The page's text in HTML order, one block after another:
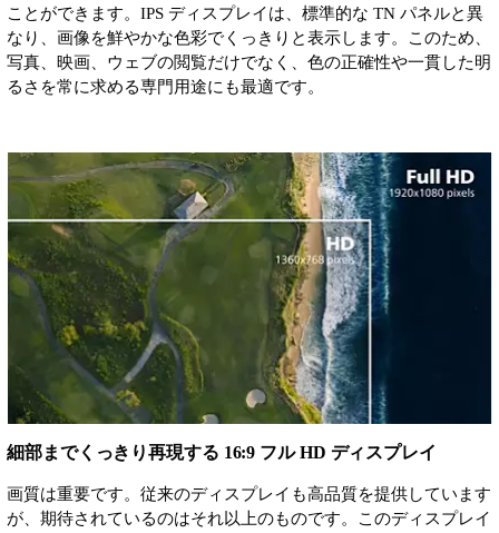
ことができます。IPS ディスプレイは、標準的な TN パネルと異
なり、画像を鮮やかな色彩でくっきりと表示します。このため、
写真、映画、ウェブの閲覧だけでなく、色の正確性や一貫した明
るさを常に求める専門用途にも最適です。
細部までくっきり再現する 16:9 フル HD ディスプレイ
画質は重要です。従来のディスプレイも高品質を提供しています
が、期待されているのはそれ以上のものです。このディスプレイ